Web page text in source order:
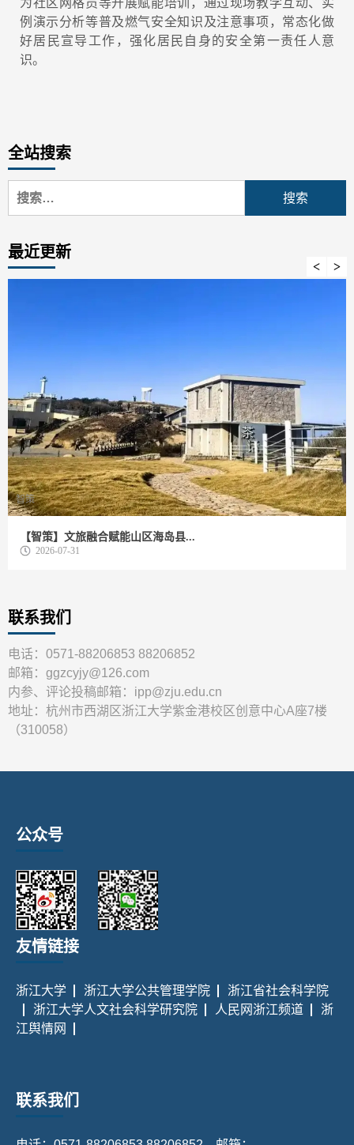
为社区网格员等开展赋能培训，通过现场教学互动、实
例演示分析等普及燃气安全知识及注意事项，常态化做
好居民宣导工作，强化居民自身的安全第一责任人意
识。
全站搜索
搜
索：
最近更新
智策
【智策】文旅融合赋能山区海岛县...
2026-07-31
联系我们
电话：0571-88206853 88206852
邮箱：ggzcyjy@126.com
内参、评论投稿邮箱：ipp@zju.edu.cn
地址：杭州市西湖区浙江大学紫金港校区创意中心A座7楼
（310058）
公众号
友情链接
浙江大学 浙江大学公共管理学院
浙江省社会科学院
浙江大学人文社会科学研究院
人民网浙江频道
浙
江舆情网
联系我们